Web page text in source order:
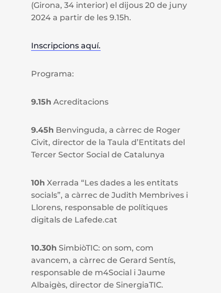
(Girona, 34 interior) el dijous 20 de juny
2024 a partir de les 9.15h.
Inscripcions aquí.
Programa:
9.15h Acreditacions
9.45h Benvinguda, a càrrec de Roger
Civit, director de la Taula d’Entitats del
Tercer Sector Social de Catalunya
10h Xerrada “Les dades a les entitats
socials”, a càrrec de Judith Membrives i
Llorens, responsable de polítiques
digitals de Lafede.cat
10.30h SimbiòTIC: on som, com
avancem, a càrrec de Gerard Sentís,
responsable de m4Social i Jaume
Albaigès, director de SinergiaTIC.